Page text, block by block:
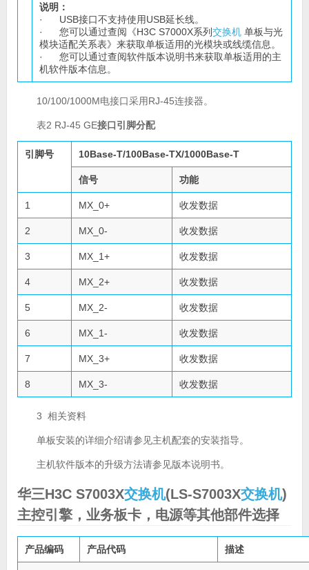
说明：
· USB接口不支持使用USB延长线。
· 您可以通过查阅《H3C S7000X系列交换机单板与光
模块适配关系表》来获取单板适用的光模块或线缆信息。
· 您可以通过查阅软件版本说明书来获取单板适用的主
机软件版本信息。
10/100/1000M电接口采用RJ-45连接器。
表2 RJ-45 GE接口引脚分配
引脚号 10Base-T/100Base-TX/1000Base-T
信号 功能
1 MX_0+ 收发数据
2 MX_0- 收发数据
3 MX_1+ 收发数据
4 MX_2+ 收发数据
5 MX_2- 收发数据
6 MX_1- 收发数据
7 MX_3+ 收发数据
8 MX_3- 收发数据
3 相关资料
单板安装的详细介绍请参见主机配套的安装指导。
主机软件版本的升级方法请参见版本说明书。
华三H3C S7003X交换机(LS-S7003X交换机)
主控引擎，业务板卡，电源等其他部件选择
产品编码 产品代码 描述